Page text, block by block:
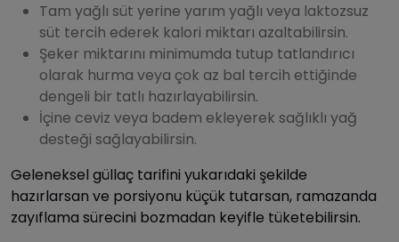
Tam yağlı süt yerine yarım yağlı veya laktozsuz
süt tercih ederek kalori miktarı azaltabilirsin.
Şeker miktarını minimumda tutup tatlandırıcı
olarak hurma veya çok az bal tercih ettiğinde
dengeli bir tatlı hazırlayabilirsin.
İçine ceviz veya badem ekleyerek sağlıklı yağ
desteği sağlayabilirsin.
Geleneksel güllaç tarifini yukarıdaki şekilde
hazırlarsan ve porsiyonu küçük tutarsan, ramazanda
zayıflama sürecini bozmadan keyifle tüketebilirsin.